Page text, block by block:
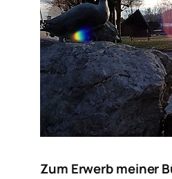
Zum Erwerb meiner